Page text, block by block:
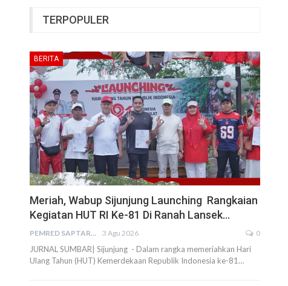
TERPOPULER
BERITA
Meriah, Wabup Sijunjung Launching Rangkaian
Kegiatan HUT RI Ke-81 Di Ranah Lansek…
PEMRED SAPTARIUS 3 Agu 2026 0
JURNAL SUMBAR| Sijunjung - Dalam rangka memeriahkan Hari
Ulang Tahun (HUT) Kemerdekaan Republik Indonesia ke-81…